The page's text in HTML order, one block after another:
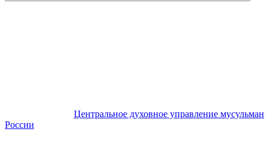
Центральное духовное управление мусульман
России